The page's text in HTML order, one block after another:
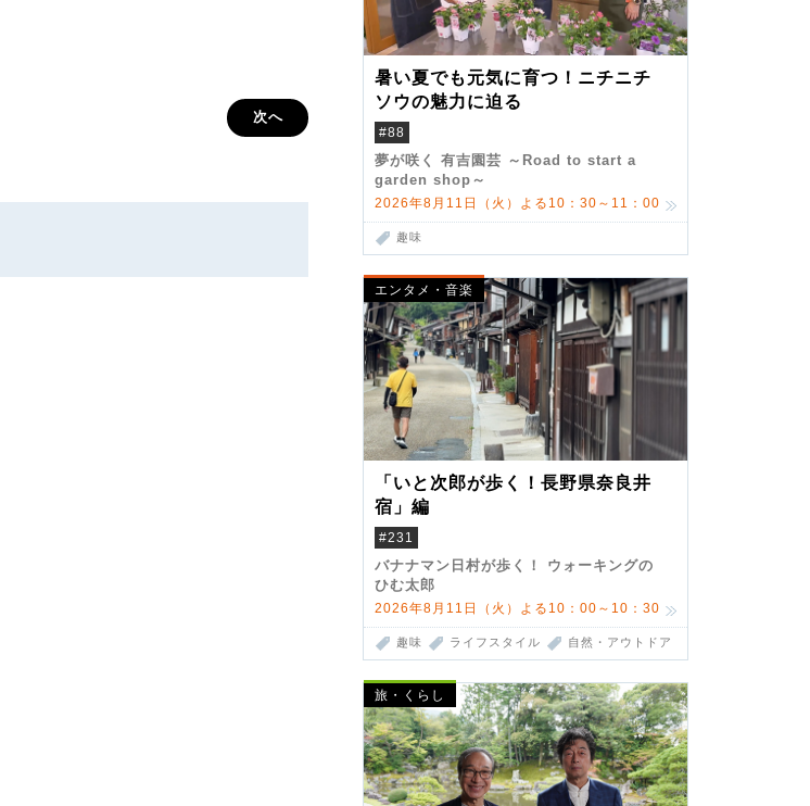
暑い夏でも元気に育つ！ニチニチ
ソウの魅力に迫る
#88
夢が咲く 有吉園芸 ～Road to start a
garden shop～
2026年8月11日（火）よる10：30～11：00
趣味
エンタメ・音楽
「いと次郎が歩く！長野県奈良井
宿」編
#231
バナナマン日村が歩く！ ウォーキングの
ひむ太郎
2026年8月11日（火）よる10：00～10：30
趣味 ライフスタイル 自然・アウトドア
旅・くらし
次へ